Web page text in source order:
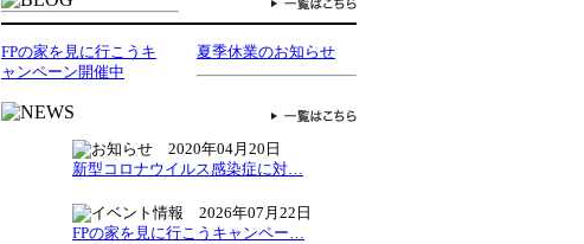
FPの家を見に行こうキ
ャンペーン開催中
夏季休業のお知らせ
2020年04月20日
新型コロナウイルス感染症に対…
2026年07月22日
FPの家を見に行こうキャンペー…